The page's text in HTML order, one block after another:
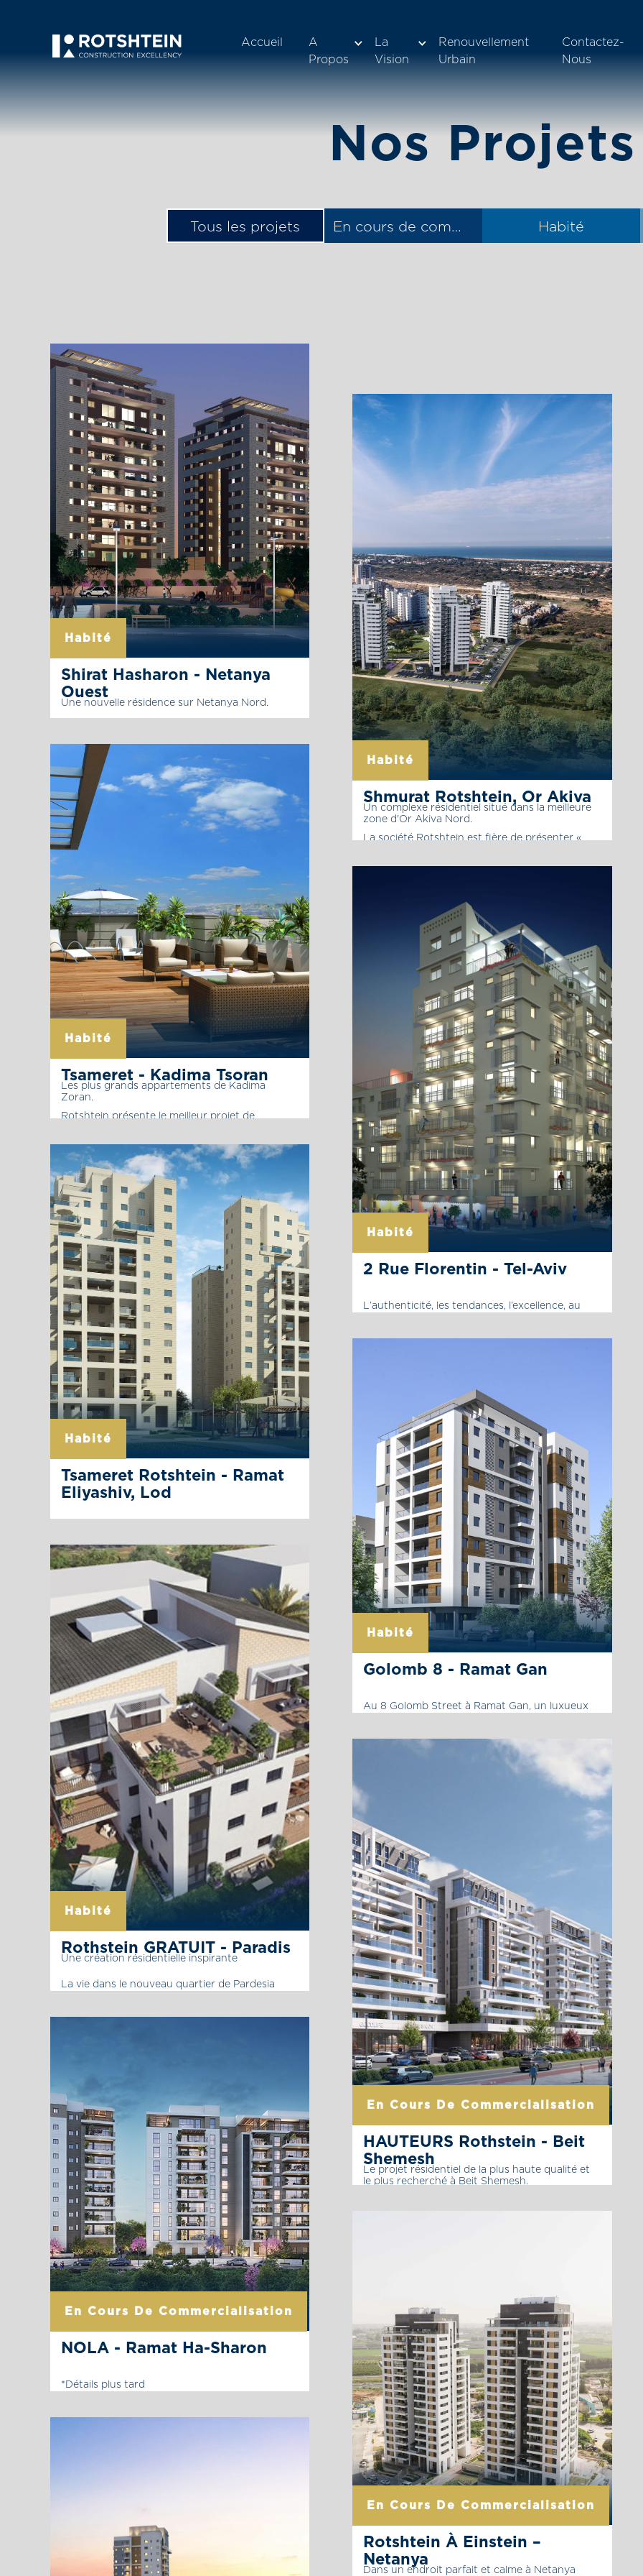
Accueil
A
Propos
La
Vision
Renouvellement
Urbain
Contactez-
Nous
Nos Projets
Tous les projets En cours de commercialisation Habité
Habité
Shirat Hasharon - Netanya
Ouest
Une nouvelle résidence sur Netanya Nord.
Netanya Nord. « Shirat Hasharon » est planifiée
afin que tous les éléments tels que le logement,
l’environnement et la communauté s’allient en
harmonie comme un chef d’œuvre. « Shirat
Hasharon » vous permet de vous lever le matin
et de chanter face à la verdure que vous
pouvez […]
Habité
Shmurat Rotshtein, Or Akiva
Un complexe résidentiel situé dans la meilleure
zone d'Or Akiva Nord.
La société Rotshtein est fière de présenter «
durable et proposant un hall entrée spacieux
ainsi qu’une salle commune pour les résidents.
La page du projet
Habité
Tsameret - Kadima Tsoran
Les plus grands appartements de Kadima
Zoran.
Rotshtein présente le meilleur projet de
Venez vivre au sommet de Kadima Tsoran dans
des appartements spacieux munis de grandes
terrasses, une cave attribuée à chaque
appartement et un descriptif technique riche et
varié.
La page du projet
Habité
2 Rue Florentin - Tel-Aviv
L’authenticité, les tendances, l’excellence, au
les galeries d’art, les studios de céramique, un
La page du projet
Habité
Tsameret Rotshtein - Ramat
Eliyashiv, Lod
bénéficier d’une vie communautaire de qualité.
La page du projet
Habité
Golomb 8 - Ramat Gan
Au 8 Golomb Street à Ramat Gan, un luxueux
4 pièces, d’appartements avec jardin et de
penthouses luxueux. Les appartements ont
une planification architecturale méticuleuse,
des spécifications élevées et riches, des
terrasses ensoleillées et un parking souterrain
Habité
Rothstein GRATUIT - Paradis
Une création résidentielle inspirante
La vie dans le nouveau quartier de Pardesia
que vous pourriez désirer est à portée de main :
La page du projet
En Cours De Commercialisation
HAUTEURS Rothstein - Beit
Shemesh
Le projet résidentiel de la plus haute qualité et
le plus recherché à Beit Shemesh.
La page du projet
En Cours De Commercialisation
NOLA - Ramat Ha-Sharon
*Détails plus tard
En Cours De Commercialisation
Rotshtein À Einstein –
Netanya
Dans un endroit parfait et calme à Netanya